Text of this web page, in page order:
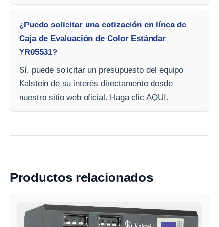
¿Puedo solicitar una cotización en línea de
Caja de Evaluación de Color Estándar
YR05531?
Sí, puede solicitar un presupuesto del equipo
Kalstein de su interés directamente desde
nuestro sitio web oficial. Haga clic AQUI.
Productos relacionados